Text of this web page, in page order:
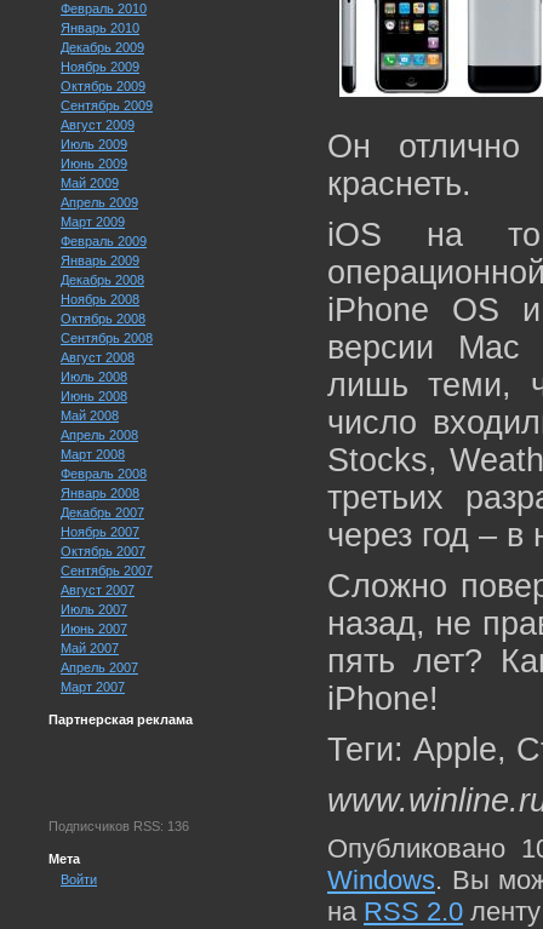
Февраль 2010
Январь 2010
Декабрь 2009
Ноябрь 2009
Октябрь 2009
Сентябрь 2009
Август 2009
Июль 2009
Июнь 2009
Май 2009
Апрель 2009
Март 2009
Февраль 2009
Январь 2009
Декабрь 2008
Ноябрь 2008
Октябрь 2008
Сентябрь 2008
Август 2008
Июль 2008
Июнь 2008
Май 2008
Апрель 2008
Март 2008
Февраль 2008
Январь 2008
Декабрь 2007
Ноябрь 2007
Октябрь 2007
Сентябрь 2007
Август 2007
Июль 2007
Июнь 2007
Май 2007
Апрель 2007
Март 2007
Партнерская реклама
Подписчиков RSS: 136
Мета
Войти
Он отлично
краснеть.
iOS на то
iPhone OS
версии Mac
лишь теми,
число
Stocks,
третьих
через год – в
Сложно
назад, не
пять лет?
iPhone!
Теги: Apple,
Опубликовано
Windows. Вы
на RSS 2.0